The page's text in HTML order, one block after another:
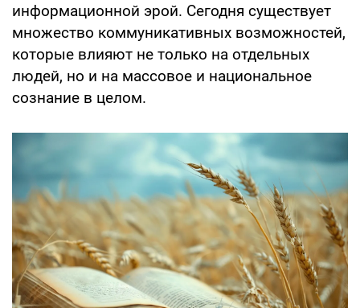
информационной эрой. Сегодня существует
множество коммуникативных возможностей,
которые влияют не только на отдельных
людей, но и на массовое и национальное
сознание в целом.